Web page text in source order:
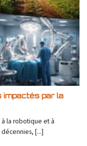
par la
à la robotique et à
[...]